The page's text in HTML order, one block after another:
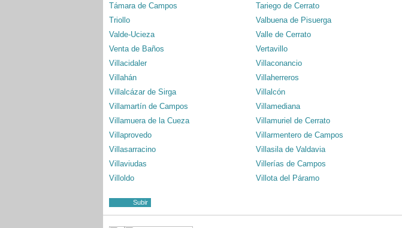
Támara de Campos
Tariego de Cerrato
Triollo
Valbuena de Pisuerga
Valde-Ucieza
Valle de Cerrato
Venta de Baños
Vertavillo
Villacidaler
Villaconancio
Villahán
Villaherreros
Villalcázar de Sirga
Villalcón
Villamartín de Campos
Villamediana
Villamuera de la Cueza
Villamuriel de Cerrato
Villaprovedo
Villarmentero de Campos
Villasarracino
Villasila de Valdavia
Villaviudas
Villerías de Campos
Villoldo
Villota del Páramo
Subir